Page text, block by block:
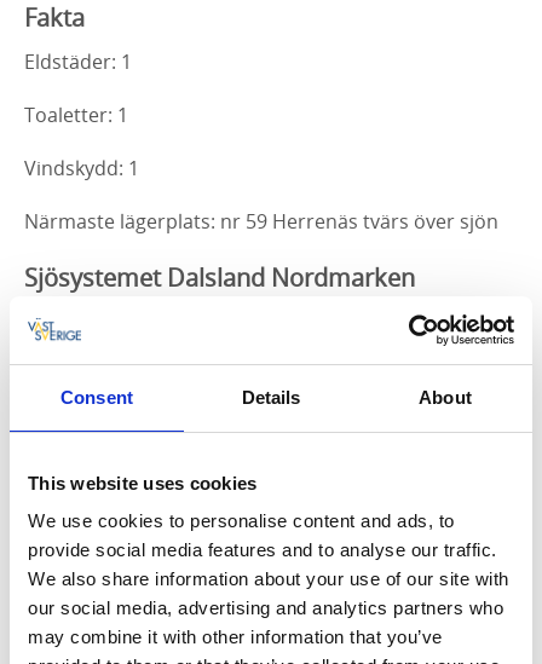
Consent Details About
This website uses cookies
We use cookies to personalise content and ads, to
provide social media features and to analyse our traffic.
We also share information about your use of our site with
our social media, advertising and analytics partners who
may combine it with other information that you’ve
Fakta
Eldstäder: 1
Toaletter: 1
Vindskydd: 1
Närmaste lägerplats: nr 59 Herrenäs tvärs över sjön
Sjösystemet Dalsland Nordmarken
Det finns ett hundratal lägerplatser inom sjösystemet
Dalsland Nordmarken. Den ideella föreningen DANO
natur och för att ge dig som besökare en så bra
upplevelse som möjligt. Platserna är utvalda med
med markägaren. De flesta platserna har idag ett
vindskydd, alla har en fast iordningsställd eldstad och
ekologisk toalett. På lägerplatserna finns för det
mesta ved för våra gäster att utnyttja. Veden måste
kapas och klyvas. Betänk att den endast får användas
i de befintliga godkända eldstäderna som finns på